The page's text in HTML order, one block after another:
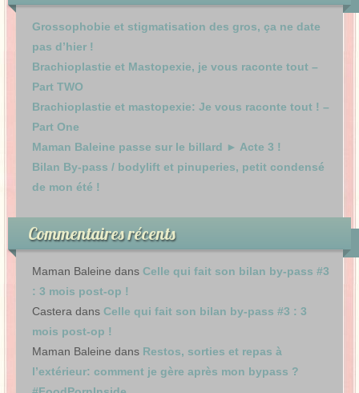
Grossophobie et stigmatisation des gros, ça ne date
pas d’hier !
Brachioplastie et Mastopexie, je vous raconte tout –
Part TWO
Brachioplastie et mastopexie: Je vous raconte tout ! –
Part One
Maman Baleine passe sur le billard ► Acte 3 !
Bilan By-pass / bodylift et pinuperies, petit condensé
de mon été !
Commentaires récents
Maman Baleine dans Celle qui fait son bilan by-pass #3
: 3 mois post-op !
Castera dans Celle qui fait son bilan by-pass #3 : 3
mois post-op !
Maman Baleine dans Restos, sorties et repas à
l’extérieur: comment je gère après mon bypass ?